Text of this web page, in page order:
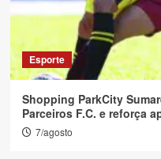
Esporte
Shopping ParkCity
Parceiros F.C. e reforça
7/agosto